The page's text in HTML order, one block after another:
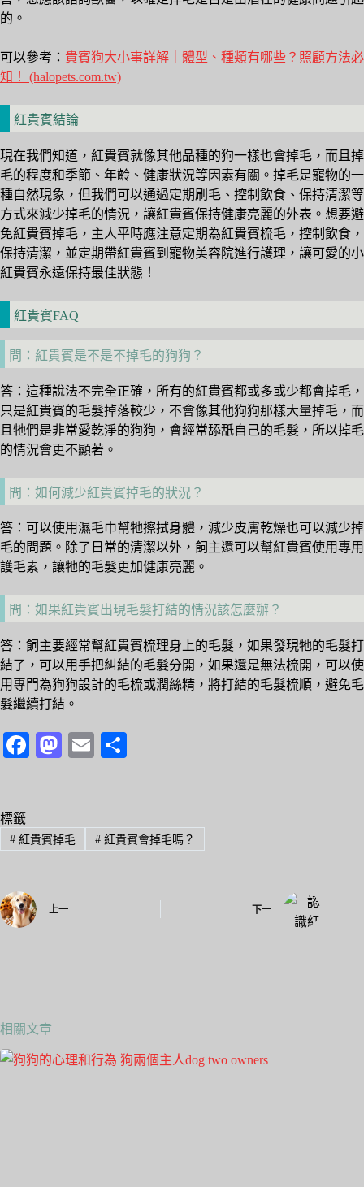
的。
可以參考： 貴賓狗大小事詳解｜體型、種類有哪些？照顧方法必
知！ (halopets.com.tw)
紅貴賓結論
現在我們知道，紅貴賓就像其他品種的狗一樣也會掉毛，而且掉
毛的程度和季節、年齡、健康狀況等因素有關。掉毛是寵物的一
種自然現象，但我們可以通過定期刷毛、控制飲食、保持清潔等
方式來減少掉毛的情況，讓紅貴賓保持健康亮麗的外表。想要避
免紅貴賓掉毛，主人平時應注意定期為紅貴賓梳毛，控制飲食，
保持清潔，並定期帶紅貴賓到寵物美容院進行護理，讓可愛的小
紅貴賓永遠保持最佳狀態！
紅貴賓FAQ
問：紅貴賓是不是不掉毛的狗狗？
答：這種說法不完全正確，所有的紅貴賓都或多或少都會掉毛，
只是紅貴賓的毛髮掉落較少，不會像其他狗狗那樣大量掉毛，而
且牠們是非常愛乾淨的狗狗，會經常舔舐自己的毛髮，所以掉毛
的情況會更不顯著。
問：如何減少紅貴賓掉毛的狀況？
答：可以使用濕毛巾幫牠擦拭身體，減少皮膚乾燥也可以減少掉
毛的問題。除了日常的清潔以外，飼主還可以幫紅貴賓使用專用
護毛素，讓牠的毛髮更加健康亮麗。
問：如果紅貴賓出現毛髮打結的情況該怎麼辦？
答：飼主要經常幫紅貴賓梳理身上的毛髮，如果發現牠的毛髮打
結了，可以用手把糾結的毛髮分開，如果還是無法梳開，可以使
用專門為狗狗設計的毛梳或潤絲精，將打結的毛髮梳順，避免毛
髮繼續打結。
Fa
ok
M
do
n
E
標籤
#紅貴賓掉毛 #紅貴賓會掉毛嗎？
上一 下一
相關文章